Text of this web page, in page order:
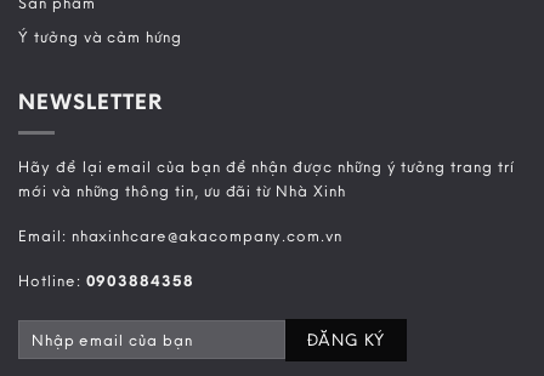
Ý tưởng và cảm hứng
NEWSLETTER
Hãy để lại email của bạn để nhận được những ý tưởng trang trí
mới và những thông tin, ưu đãi từ Nhà Xinh
Email: nhaxinhcare@akacompany.com.vn
Hotline: 0903884358